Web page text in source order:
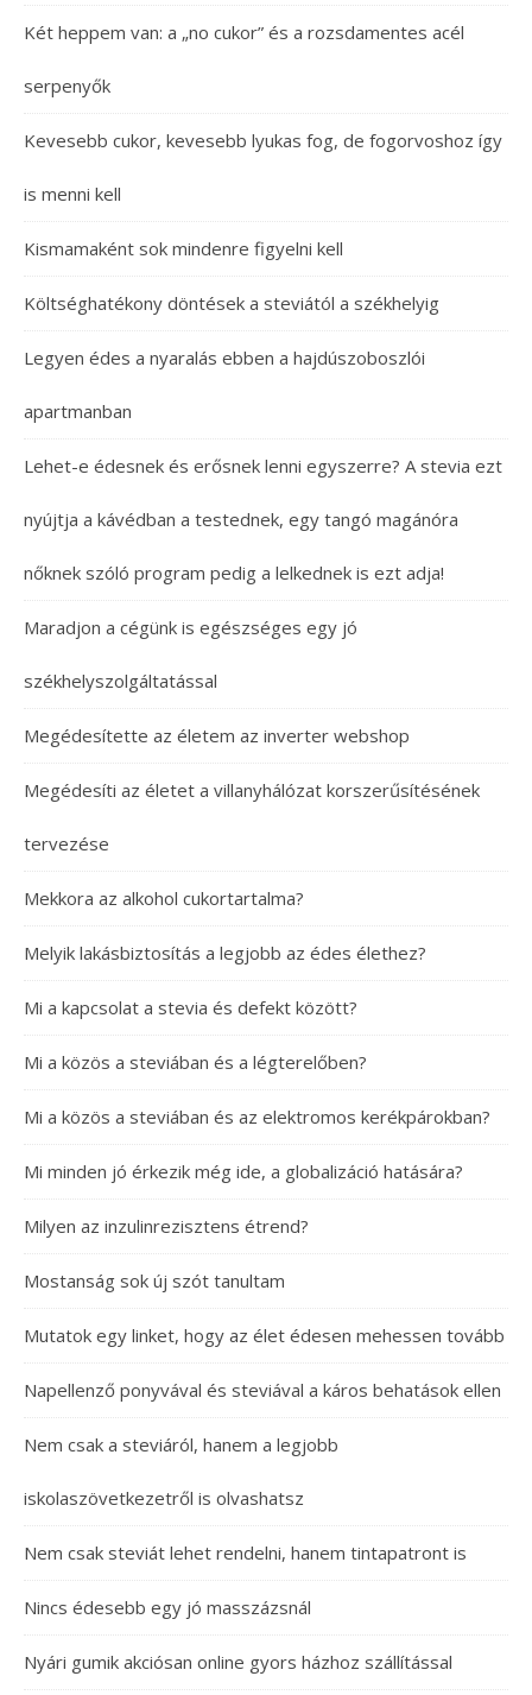
Két heppem van: a „no cukor” és a rozsdamentes acél
serpenyők
Kevesebb cukor, kevesebb lyukas fog, de fogorvoshoz így
is menni kell
Kismamaként sok mindenre figyelni kell
Költséghatékony döntések a steviától a székhelyig
Legyen édes a nyaralás ebben a hajdúszoboszlói
apartmanban
Lehet-e édesnek és erősnek lenni egyszerre? A stevia ezt
nyújtja a kávédban a testednek, egy tangó magánóra
nőknek szóló program pedig a lelkednek is ezt adja!
Maradjon a cégünk is egészséges egy jó
székhelyszolgáltatással
Megédesítette az életem az inverter webshop
Megédesíti az életet a villanyhálózat korszerűsítésének
tervezése
Mekkora az alkohol cukortartalma?
Melyik lakásbiztosítás a legjobb az édes élethez?
Mi a kapcsolat a stevia és defekt között?
Mi a közös a steviában és a légterelőben?
Mi a közös a steviában és az elektromos kerékpárokban?
Mi minden jó érkezik még ide, a globalizáció hatására?
Milyen az inzulinrezisztens étrend?
Mostanság sok új szót tanultam
Mutatok egy linket, hogy az élet édesen mehessen tovább
Napellenző ponyvával és steviával a káros behatások ellen
Nem csak a steviáról, hanem a legjobb
iskolaszövetkezetről is olvashatsz
Nem csak steviát lehet rendelni, hanem tintapatront is
Nincs édesebb egy jó masszázsnál
Nyári gumik akciósan online gyors házhoz szállítással